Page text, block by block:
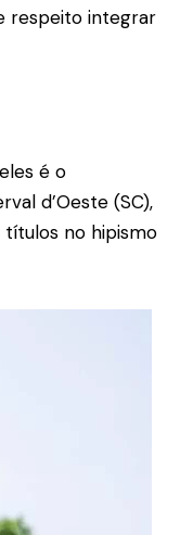
respeito integrar
é o
d’Oeste (SC),
títulos no hipismo